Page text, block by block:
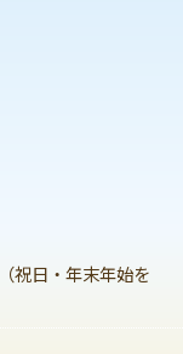
祝日・年末年始を